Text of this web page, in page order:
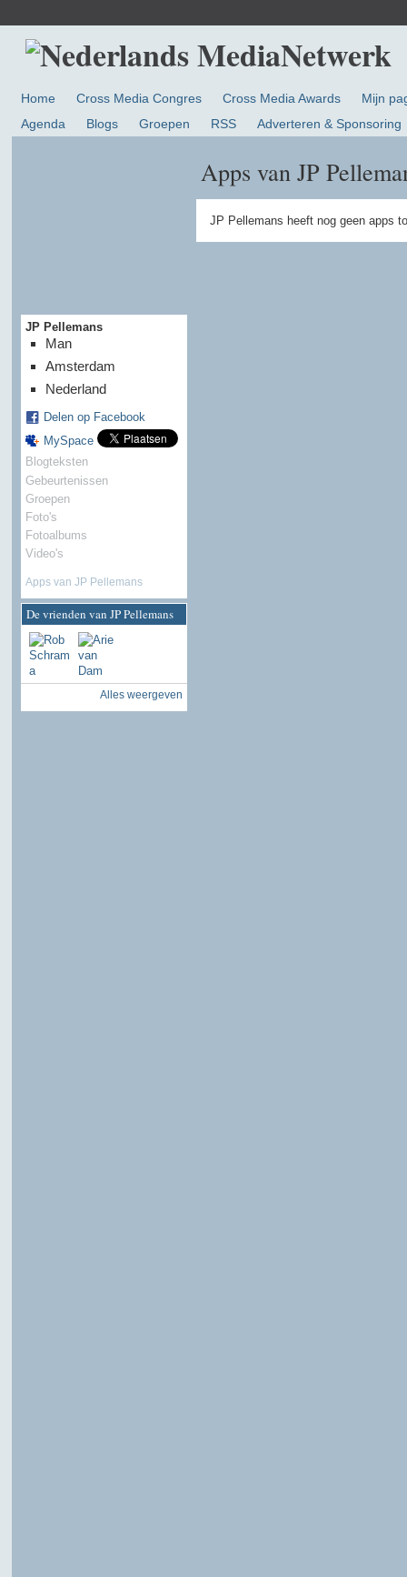
Home Cross Media Congres Cross Media Awards
Mijn
Agenda
Blogs Groepen RSS Adverteren & Sponsoring
JP Pellemans
Man
Amsterdam
Nederland
Delen op Facebook
MySpace
Blogteksten
Gebeurtenissen
Groepen
Foto's
Fotoalbums
Video's
Apps van JP Pellemans
De vrienden van JP Pellemans
Alles weergeven
Apps van JP
JP Pellemans heeft nog geen apps